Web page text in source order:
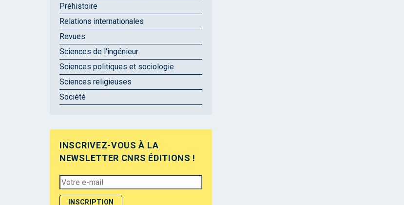
Préhistoire
Relations internationales
Revues
Sciences de l'ingénieur
Sciences politiques et sociologie
Sciences religieuses
Société
INSCRIVEZ-VOUS À LA
NEWSLETTER CNRS ÉDITIONS !